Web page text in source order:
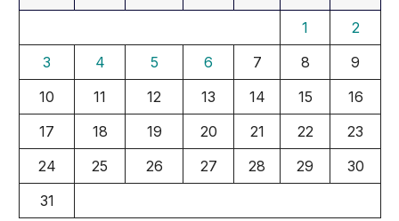
1
2
3
4 5 6 7 8
9
10
11 12 13 14 15
16
17
18 19 20 21 22
23
24
25 26 27 28 29
30
31